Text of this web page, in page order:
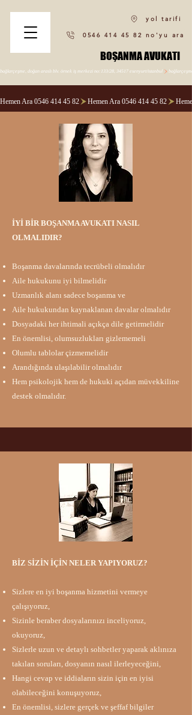
0546 414 45 82 no'yu ara
yol tarifi
bağlarçeşme, doğan araslı blv. örnek i̇ş merkezi no:133/28, 34517 esenyurt/i̇stanbul
BOŞANMA AVUKATI
BOŞANMA AVUKATI
Hemen Ara 0546 414 45 82
İYİ BİR BOŞANMA AVUKATI NASIL
OLMALIDIR?​
Boşanma davalarında tecrübeli olmalıdır​​
Aile hukukunu iyi bilmelidir​
Uzmanlık alanı sadece boşanma ve
Aile hukukundan kaynaklanan davalar olmalıdır​
Dosyadaki her ihtimali açıkça dile getirmelidir
En önemlisi, olumsuzlukları gizlememeli
Olumlu tablolar çizmemelidir​
Arandığında ulaşılabilir olmalıdır​
Hem psikolojik hem de hukuki açıdan müvekkiline
destek olmalıdır​​.
BİZ SİZİN İÇİN NELER YAPIYORUZ?​​
Sizlere en iyi boşanma hizmetini vermeye
çalışıyoruz,
Sizinle beraber dosyalarınızı inceliyoruz,
okuyoruz,
Sizlerle uzun ve detaylı sohbetler yaparak aklınıza
takılan soruları, dosyanın nasıl ilerleyeceğini,
Hangi cevap ve iddiaların sizin için en iyisi
olabileceğini konuşuyoruz,
En önemlisi, sizlere gerçek ve şeffaf bilgiler